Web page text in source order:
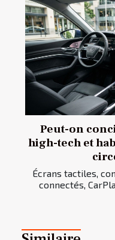
Peut-on
high-tech et
Écrans tactiles,
connectés,